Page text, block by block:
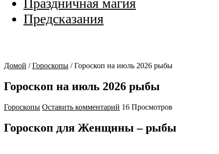
Праздничная магия
Предсказания
Домой / Гороскопы / Гороскоп на июль 2026 рыбы
Гороскоп на июль 2026 рыбы
Гороскопы Оставить комментарий 16 Просмотров
Гороскоп для Женщины – рыбы